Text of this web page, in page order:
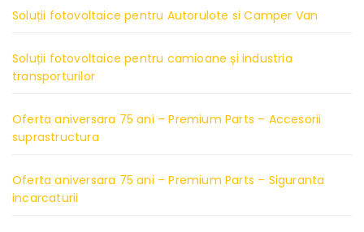
Soluții fotovoltaice pentru Autorulote si Camper Van
Soluții fotovoltaice pentru camioane și industria
transporturilor
Oferta aniversara 75 ani – Premium Parts – Accesorii
suprastructura
Oferta aniversara 75 ani – Premium Parts – Siguranta
incarcaturii